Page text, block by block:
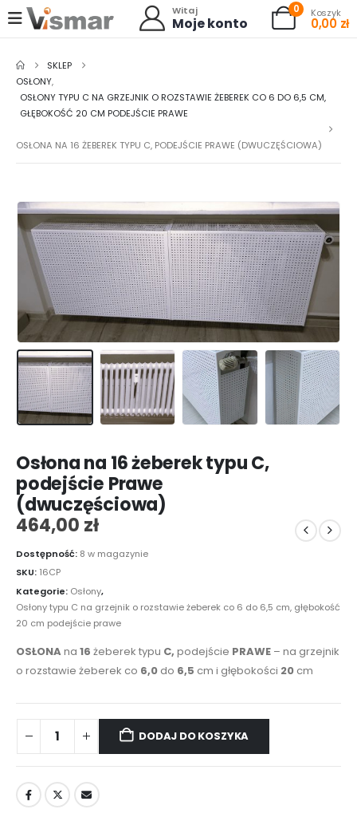
Witaj
Moje konto
0 Koszyk
0,00 zł
SKLEP
OSŁONY,
OSŁONY TYPU C NA GRZEJNIK O ROZSTAWIE ŻEBEREK CO 6 DO 6,5 CM,
GŁĘBOKOŚĆ 20 CM PODEJŚCIE PRAWE
OSŁONA NA 16 ŻEBEREK TYPU C, PODEJŚCIE PRAWE (DWUCZĘŚCIOWA)
Osłona na 16 żeberek typu C,
podejście Prawe
(dwuczęściowa)
464,00 zł
Dostępność: 8 w magazynie
SKU: 16CP
Kategorie: Osłony,
Osłony typu C na grzejnik o rozstawie żeberek co 6 do 6,5 cm, głębokość
20 cm podejście prawe
OSŁONAna 16 żeberek typu C, podejście PRAWE – na grzejnik
o rozstawie żeberek co 6,0 do 6,5 cm i głębokości 20 cm
DODAJ DO KOSZYKA